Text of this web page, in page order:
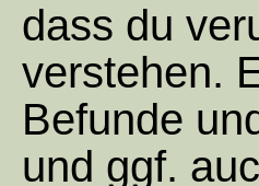
dass du
verstehen.
Befunde
und ggf.